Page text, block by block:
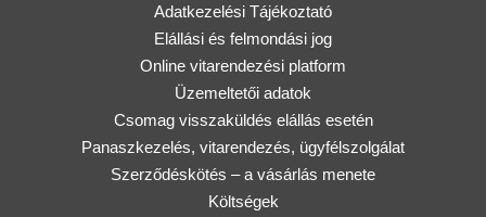
Adatkezelési Tájékoztató
Elállási és felmondási jog
Online vitarendezési platform
Üzemeltetői adatok
Csomag visszaküldés elállás esetén
Panaszkezelés, vitarendezés, ügyfélszolgálat
Szerződéskötés – a vásárlás menete
Költségek